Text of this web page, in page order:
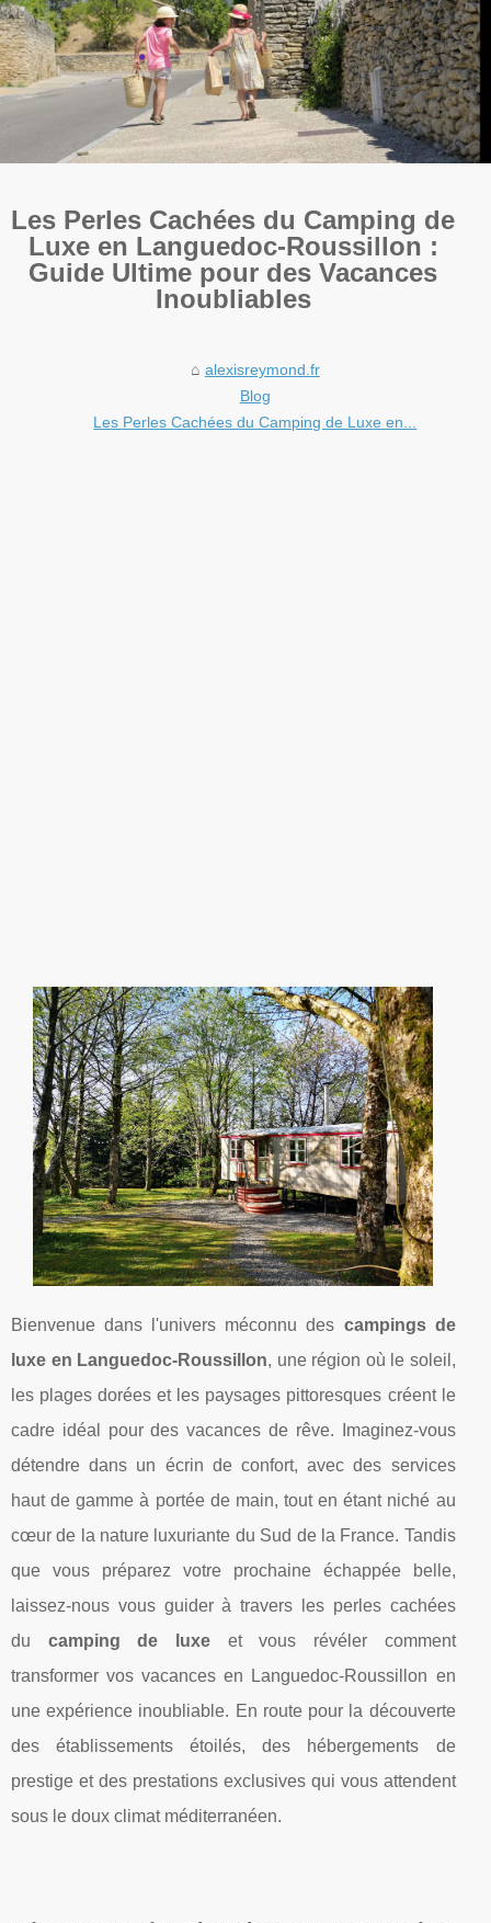
Les Perles Cachées du Camping de
Luxe en Languedoc-Roussillon :
Guide Ultime pour des Vacances
Inoubliables
alexisreymond.fr
Blog
Les Perles Cachées du Camping de Luxe en...
Bienvenue dans l'univers méconnu des campings de
luxe en Languedoc-Roussillon, une région où le soleil,
les plages dorées et les paysages pittoresques créent le
cadre idéal pour des vacances de rêve. Imaginez-vous
détendre dans un écrin de confort, avec des services
haut de gamme à portée de main, tout en étant niché au
cœur de la nature luxuriante du Sud de la France. Tandis
que vous préparez votre prochaine échappée belle,
laissez-nous vous guider à travers les perles cachées
du camping de luxeet vous révéler comment
transformer vos vacances en Languedoc-Roussillon en
une expérience inoubliable. En route pour la découverte
des établissements étoilés, des hébergements de
prestige et des prestations exclusives qui vous attendent
sous le doux climat méditerranéen.